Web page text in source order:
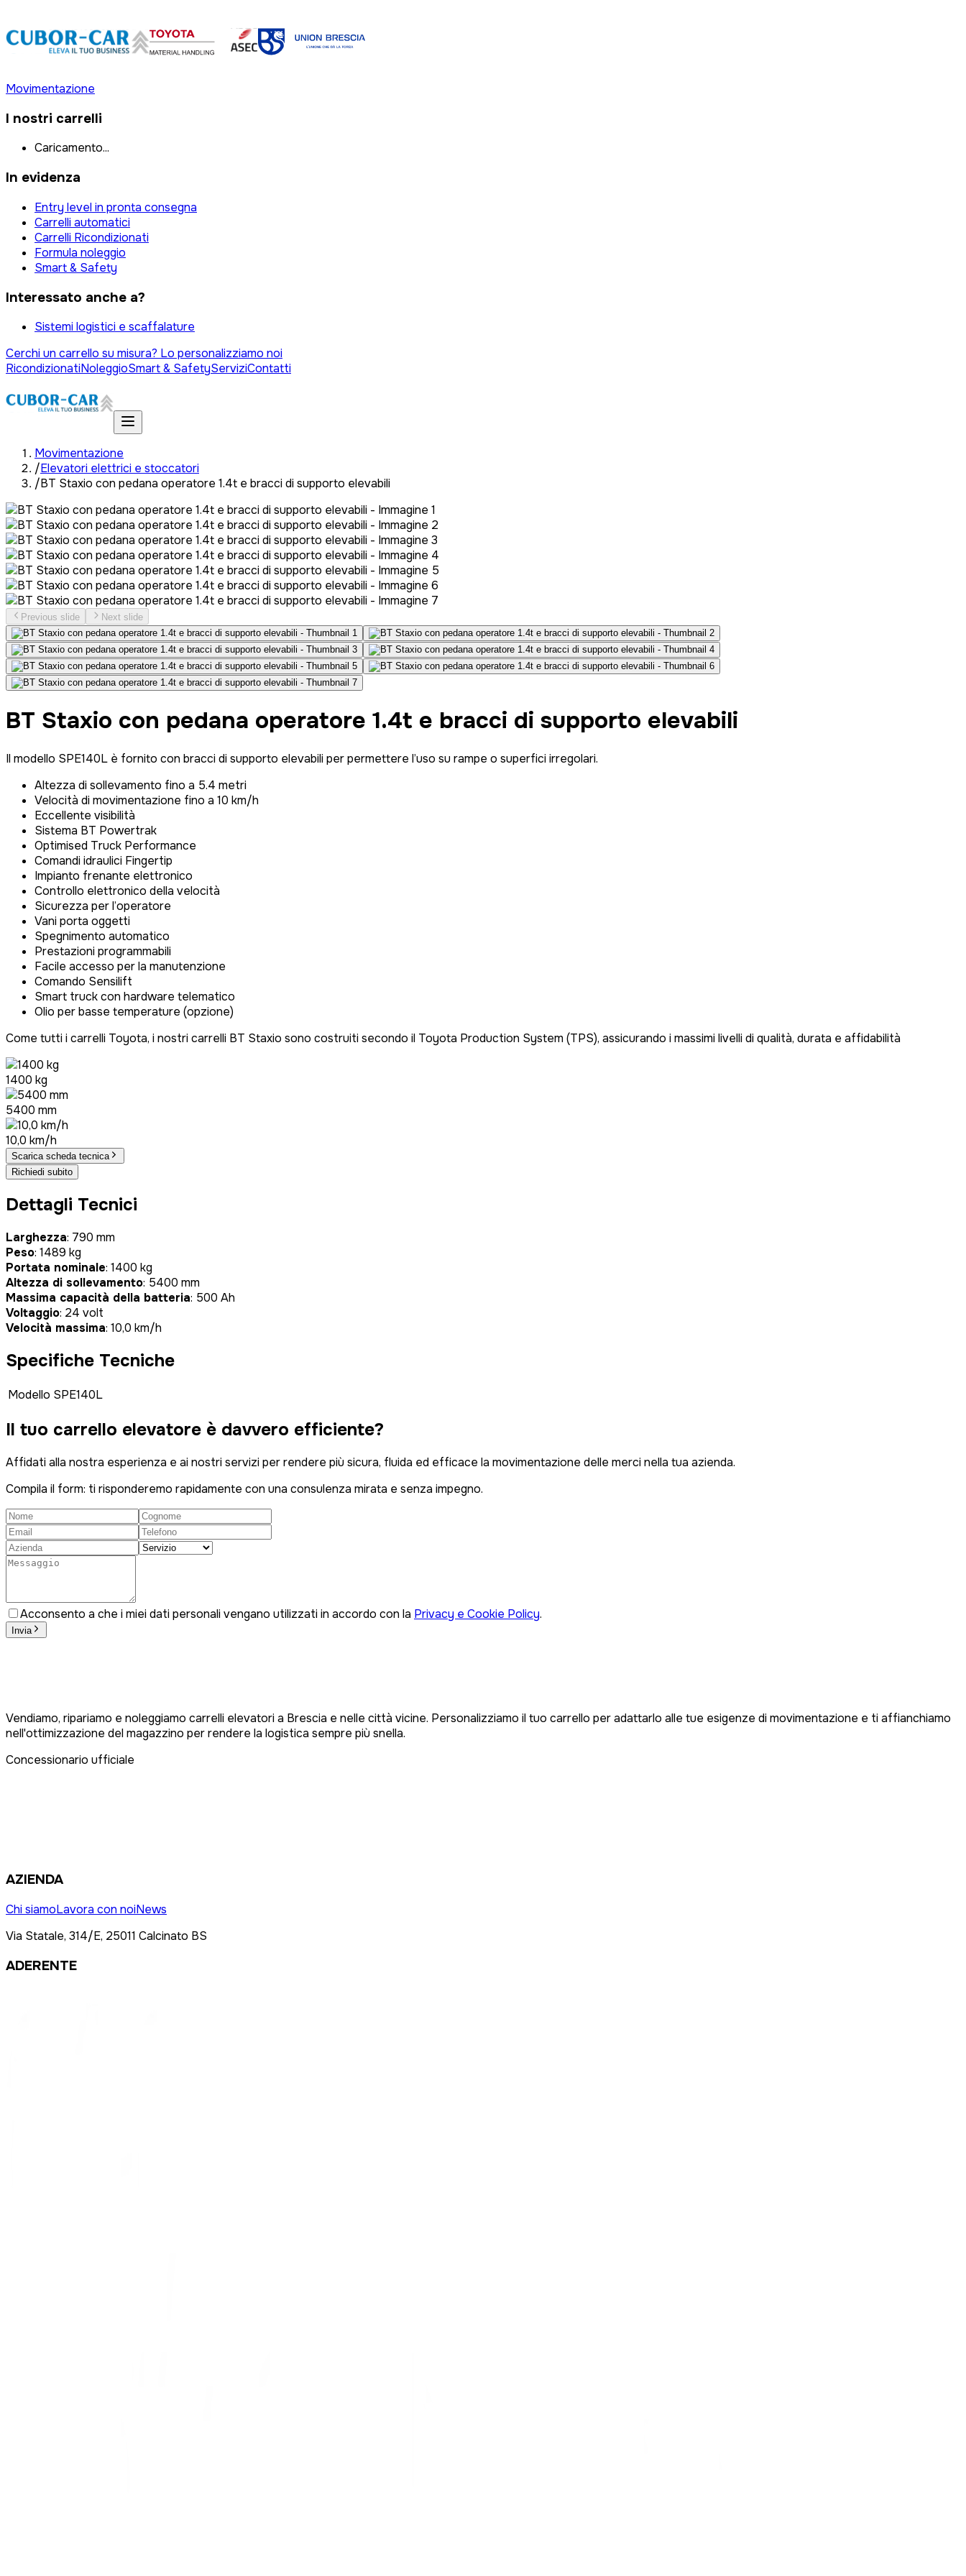
Movimentazione
I nostri carrelli
Caricamento...
In evidenza
Entry level in pronta consegna
Carrelli automatici
Carrelli Ricondizionati
Formula noleggio
Smart & Safety
Interessato anche a?
Sistemi logistici e scaffalature
Cerchi un carrello su misura? Lo personalizziamo noi
RicondizionatiNoleggioSmart & SafetyServiziContatti
Movimentazione
/Elevatori elettrici e stoccatori
/BT Staxio con pedana operatore 1.4t e bracci di supporto elevabili
Previous slide Next slide
BT Staxio con pedana operatore 1.4t e bracci di supporto elevabili
Il modello SPE140L è fornito con bracci di supporto elevabili per permettere l’uso su rampe o superfici irregolari.
Altezza di sollevamento fino a 5.4 metri
Velocità di movimentazione fino a 10 km/h
Eccellente visibilità
Sistema BT Powertrak
Optimised Truck Performance
Comandi idraulici Fingertip
Impianto frenante elettronico
Controllo elettronico della velocità
Sicurezza per l’operatore
Vani porta oggetti
Spegnimento automatico
Prestazioni programmabili
Facile accesso per la manutenzione
Comando Sensilift
Smart truck con hardware telematico
Olio per basse temperature (opzione)
Come tutti i carrelli Toyota, i nostri carrelli BT Staxio sono costruiti secondo il Toyota Production System (TPS), assicurando i massimi livelli di qualità, durata e affidabilità
1400 kg
5400 mm
10,0 km/h
Scarica scheda tecnica
Richiedi subito
Dettagli Tecnici
Larghezza: 790 mm
Peso: 1489 kg
Portata nominale: 1400 kg
Altezza di sollevamento: 5400 mm
Massima capacità della batteria: 500 Ah
Voltaggio: 24 volt
Velocità massima: 10,0 km/h
Specifiche Tecniche
Modello SPE140L
Il tuo carrello elevatore è davvero efficiente?
Affidati alla nostra esperienza e ai nostri servizi per rendere più sicura, fluida ed efficace la movimentazione delle merci nella tua azienda.
Compila il form: ti risponderemo rapidamente con una consulenza mirata e senza impegno.
Acconsento a che i miei dati personali vengano utilizzati in accordo con la Privacy e Cookie Policy.
Invia
Vendiamo, ripariamo e noleggiamo carrelli elevatori a Brescia e nelle città vicine. Personalizziamo il tuo carrello per adattarlo alle tue esigenze di movimentazione e ti affianchiamo
nell'ottimizzazione del magazzino per rendere la logistica sempre più snella.
Concessionario ufficiale
AZIENDA
Chi siamoLavora con noiNews
Via Statale, 314/E, 25011 Calcinato BS
ADERENTE